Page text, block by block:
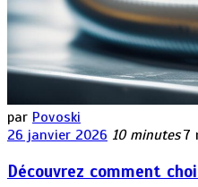
par Povoski
26 janvier 2026 10 minutes 7
Découvrez comment